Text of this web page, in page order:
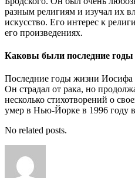
разным религиям и изучал их
искусство. Его интерес к
его произведениях.
Каковы были последние
Последние годы жизни Иосифа
Он страдал от рака, но
несколько стихотворений о
умер в Нью-Йорке в 1996 году в
No related posts.